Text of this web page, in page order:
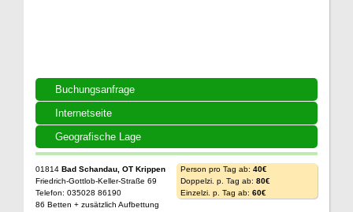
Buchungsanfrage
Internetseite
Geografische Lage
01814 Bad Schandau, OT Krippen
Friedrich-Gottlob-Keller-Straße 69
Telefon: 035028 86190
86 Betten + zusätzlich Aufbettung
Person pro Tag ab: 40€
Doppelzi. p. Tag ab: 80€
Einzelzi. p. Tag ab: 60€